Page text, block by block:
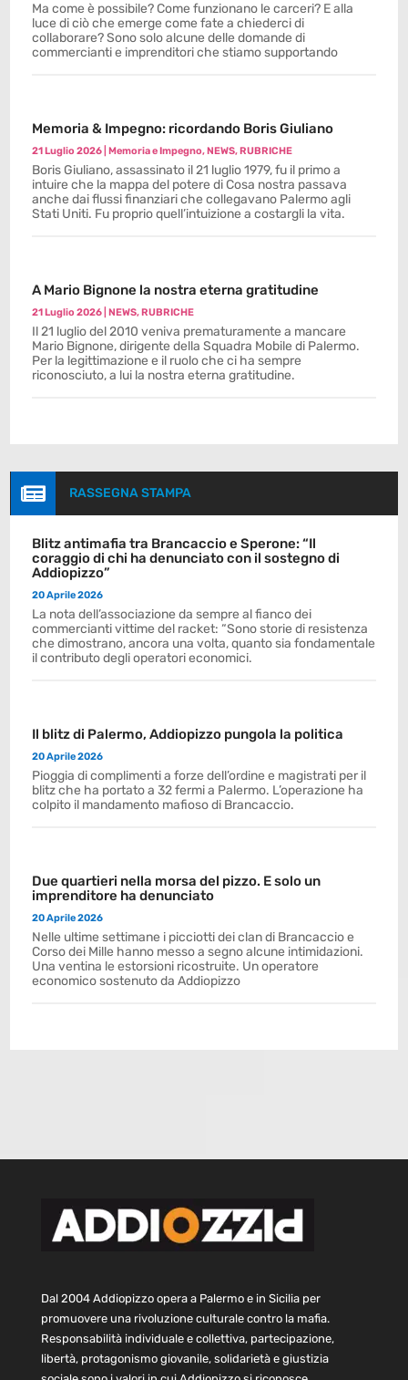
Ma come è possibile? Come funzionano le carceri? E alla
luce di ciò che emerge come fate a chiederci di
collaborare? Sono solo alcune delle domande di
commercianti e imprenditori che stiamo supportando
Memoria & Impegno: ricordando Boris Giuliano
21 Luglio 2026 Memoria e Impegno, NEWS, RUBRICHE
Boris Giuliano, assassinato il 21 luglio 1979, fu il primo a
intuire che la mappa del potere di Cosa nostra passava
anche dai flussi finanziari che collegavano Palermo agli
Stati Uniti. Fu proprio quell’intuizione a costargli la vita.
A Mario Bignone la nostra eterna gratitudine
21 Luglio 2026 NEWS, RUBRICHE
Il 21 luglio del 2010 veniva prematuramente a mancare
Mario Bignone, dirigente della Squadra Mobile di Palermo.
Per la legittimazione e il ruolo che ci ha sempre
riconosciuto, a lui la nostra eterna gratitudine.
 RASSEGNA STAMPA
Blitz antimafia tra Brancaccio e Sperone: “Il
coraggio di chi ha denunciato con il sostegno di
Addiopizzo”
20 Aprile 2026
La nota dell’associazione da sempre al fianco dei
commercianti vittime del racket: “Sono storie di resistenza
che dimostrano, ancora una volta, quanto sia fondamentale
il contributo degli operatori economici.
Il blitz di Palermo, Addiopizzo pungola la politica
20 Aprile 2026
Pioggia di complimenti a forze dell’ordine e magistrati per il
blitz che ha portato a 32 fermi a Palermo. L’operazione ha
colpito il mandamento mafioso di Brancaccio.
Due quartieri nella morsa del pizzo. E solo un
imprenditore ha denunciato
20 Aprile 2026
Nelle ultime settimane i picciotti dei clan di Brancaccio e
Corso dei Mille hanno messo a segno alcune intimidazioni.
Una ventina le estorsioni ricostruite. Un operatore
economico sostenuto da Addiopizzo
Dal 2004 Addiopizzo opera a Palermo e in Sicilia per
promuovere una rivoluzione culturale contro la mafia.
Responsabilità individuale e collettiva, partecipazione,
libertà, protagonismo giovanile, solidarietà e giustizia